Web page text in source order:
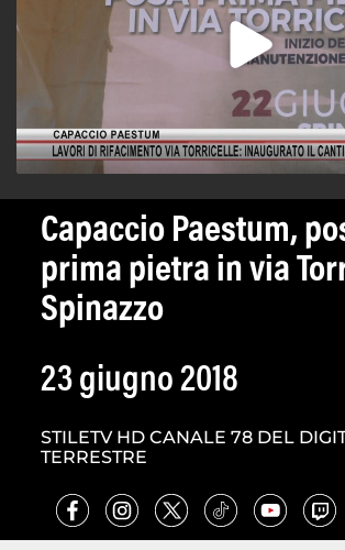
Capaccio Paestum,
prima pietra in via
Spinazzo
23 giugno 2018
STILETV HD CANALE 78 DEL
TERRESTRE